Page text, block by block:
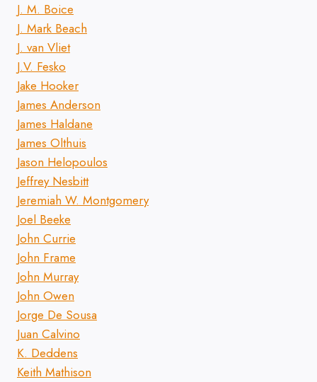
J. M. Boice
J. Mark Beach
J. van Vliet
J.V. Fesko
Jake Hooker
James Anderson
James Haldane
James Olthuis
Jason Helopoulos
Jeffrey Nesbitt
Jeremiah W. Montgomery
Joel Beeke
John Currie
John Frame
John Murray
John Owen
Jorge De Sousa
Juan Calvino
K. Deddens
Keith Mathison